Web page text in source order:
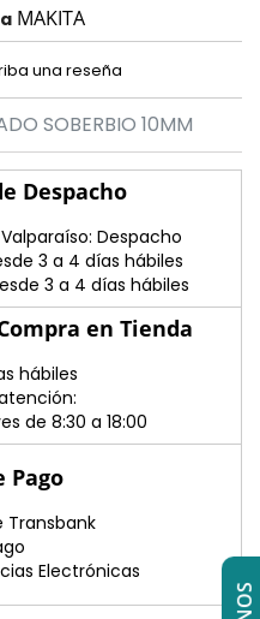
MAKITA
una reseña
SOBERBIO 10MM
Despacho
Despacho
3 a 4 días hábiles
3 a 4 días hábiles
en Tienda
hábiles
de 8:30 a 18:00
Pago
Transbank
Electrónicas